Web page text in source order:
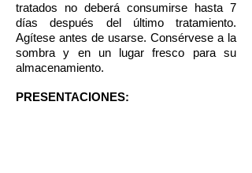
tratados no deberá consumirse hasta 7
días después del último tratamiento.
Agítese antes de usarse. Consérvese a la
sombra y en un lugar fresco para su
almacenamiento.
PRESENTACIONES: